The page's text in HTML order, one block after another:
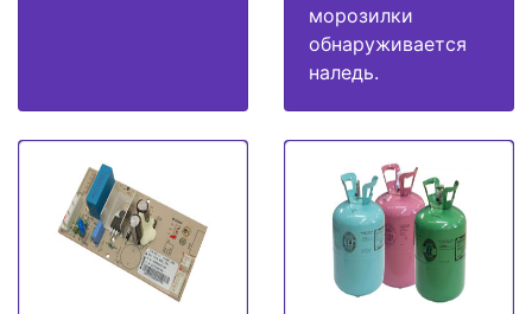
морозилки
обнаруживается
наледь.